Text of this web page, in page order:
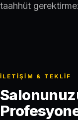
taahhüt
İLETIŞIM & TEKLIF